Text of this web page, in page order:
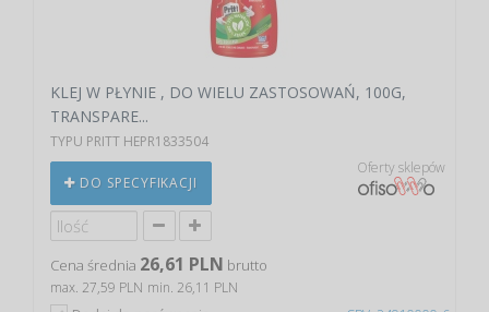
KLEJ W PŁYNIE , DO WIELU ZASTOSOWAŃ, 100G,
TRANSPARE...
TYPU PRITT HEPR1833504
DO SPECYFIKACJI
Oferty sklepów
Cena średnia 26,61 PLN brutto
max. 27,59 PLN min. 26,11 PLN